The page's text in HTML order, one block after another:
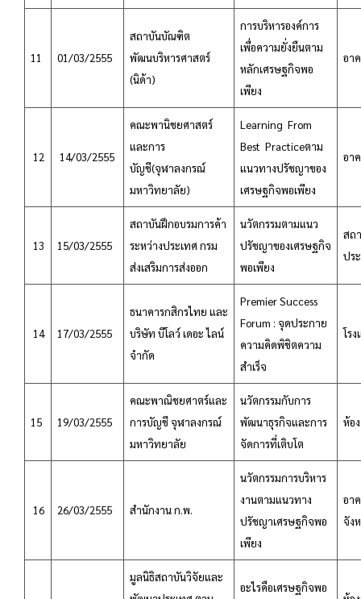
11 01/03/2555
สถาบันบัณฑิต
พัฒนบริหารศาสตร์
(นิด้า)
การบริหารองค์การ
เพื่อความยั่งยืนตาม
หลักเศรษฐกิจพอ
เพียง
อา
12 14/03/2555
คณะพานิชยศาสตร์
และการ
บัญชี(จุฬาลงกรณ์
มหาวิทยาลัย)
Learning From
Best Practiceตาม
แนวทางปรัชญาของ
เศรษฐกิจพอเพียง
อา
13 15/03/2555
สถาบันฝึกอบรมการค้า
ระหว่างประเทศ กรม
ส่งเสริมการส่งออก
นวัตกรรมตามแนว
ปรัชญาของเศรษฐกิจ
พอเพียง
สถ
ปร
14 17/03/2555
ธนาคารกสิกรไทย และ
บริษัท บีโลว์ เดอะ ไลน์
จำกัด
Premier Success
Forum : จุดประกาย
ความคิดพิชิตความ
สำเร็จ
โร
15 19/03/2555
คณะพาณิชยศาตร์และ
การบัญชี จุฬาลงกรณ์
มหาวิทยาลัย
นวัตกรรมกับการ
พัฒนาธุรกิจและการ
จัดการที่เติบโต
ห้อ
16 26/03/2555 สำนักงาน ก.พ.
นวัตกรรมการบริหาร
งานตามแนวทาง
ปรัชญาเศรษฐกิจพอ
เพียง
อา
จัง
มูลนิธิสถาบันวิจัยและ
อะไรคือเศรษฐกิจพอ